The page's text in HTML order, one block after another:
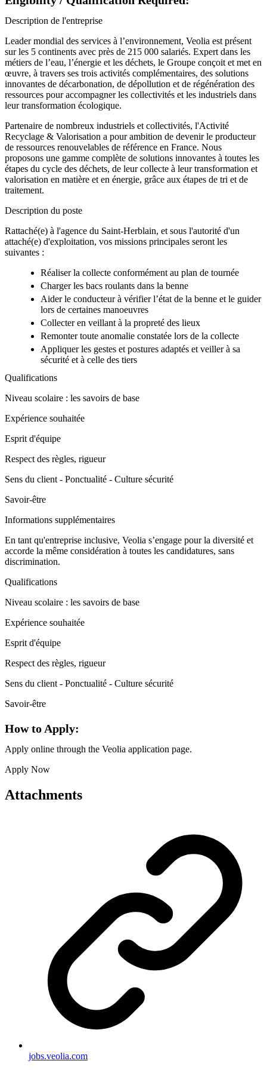
Description de l'entreprise
Leader mondial des services à l’environnement, Veolia est présent
sur les 5 continents avec près de 215 000 salariés. Expert dans les
métiers de l’eau, l’énergie et les déchets, le Groupe conçoit et met en
œuvre, à travers ses trois activités complémentaires, des solutions
innovantes de décarbonation, de dépollution et de régénération des
ressources pour accompagner les collectivités et les industriels dans
leur transformation écologique.
Partenaire de nombreux industriels et collectivités, l'Activité
Recyclage & Valorisation a pour ambition de devenir le producteur
de ressources renouvelables de référence en France. Nous
proposons une gamme complète de solutions innovantes à toutes les
étapes du cycle des déchets, de leur collecte à leur transformation et
valorisation en matière et en énergie, grâce aux étapes de tri et de
traitement.
Description du poste
Rattaché(e) à l'agence du Saint-Herblain, et sous l'autorité d'un
attaché(e) d'exploitation, vos missions principales seront les
suivantes :
Réaliser la collecte conformément au plan de tournée
Charger les bacs roulants dans la benne
Aider le conducteur à vérifier l’état de la benne et le guider
lors de certaines manoeuvres
Collecter en veillant à la propreté des lieux
Remonter toute anomalie constatée lors de la collecte
Appliquer les gestes et postures adaptés et veiller à sa
sécurité et à celle des tiers
Qualifications
Niveau scolaire : les savoirs de base
Expérience souhaitée
Esprit d'équipe
Respect des règles, rigueur
Sens du client - Ponctualité - Culture sécurité
Savoir-être
Informations supplémentaires
En tant qu'entreprise inclusive, Veolia s’engage pour la diversité et
accorde la même considération à toutes les candidatures, sans
discrimination.
Qualifications
Niveau scolaire : les savoirs de base
Expérience souhaitée
Esprit d'équipe
Respect des règles, rigueur
Sens du client - Ponctualité - Culture sécurité
Savoir-être
How to Apply:
Apply online through the Veolia application page.
Apply Now
Attachments
jobs.veolia.com